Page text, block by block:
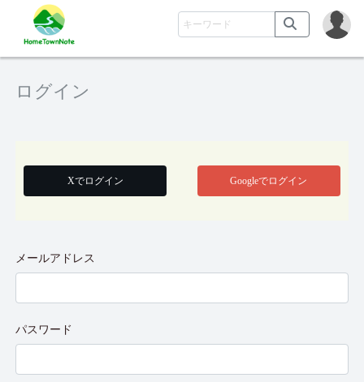
ログイン
Xでログイン Googleでログイン
メールアドレス
パスワード